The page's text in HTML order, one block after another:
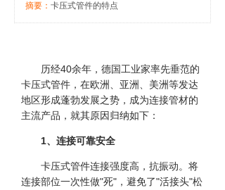
摘要： 卡压式管件的特点
历经40余年，德国工业家率先垂范的
卡压式管件，在欧洲、亚洲、美洲等发达
地区形成蓬勃发展之势，成为连接管材的
主流产品，就其原因归纳如下：
1、连接可靠安全
卡压式管件连接强度高，抗振动。将
连接部位一次性做"死"，避免了"活接头"松